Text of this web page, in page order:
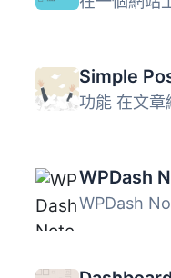
Simple
WPDash